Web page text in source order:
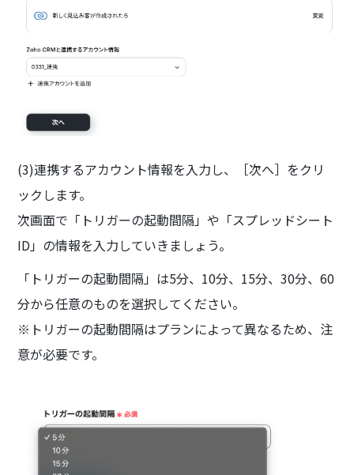
(3)連携するアカウント情報を入力し、［次へ］をクリ
ックします。
次画面で「トリガーの起動間隔」や「スプレッドシート
ID」の情報を入力していきましょう。
「トリガーの起動間隔」は5分、10分、15分、30分、60
分から任意のものを選択してください。
※トリガーの起動間隔はプランによって異なるため、注
意が必要です。